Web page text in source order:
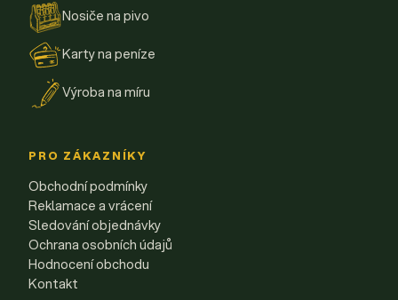
Nosiče na pivo
Karty na peníze
Výroba na míru
PRO ZÁKAZNÍKY
Obchodní podmínky
Reklamace a vrácení
Sledování objednávky
Ochrana osobních údajů
Hodnocení obchodu
Kontakt